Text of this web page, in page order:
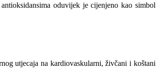
oduvijek je cijenjeno kao simbol
utjecaja na kardiovaskularni, živčani i koštani